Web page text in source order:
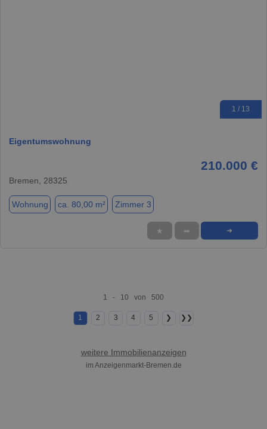
1 / 13
Eigentumswohnung
210.000 €
Bremen, 28325
Wohnung ca. 80,00 m² Zimmer 3
★ ➦ ➜
1 - 10 von 500
1 2 3 4 5 ❯ ❯❯
weitere Immobilienanzeigen
im Anzeigenmarkt-Bremen.de